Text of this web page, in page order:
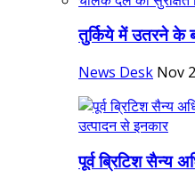
तुर्किये में उतरने के
News Desk Nov
पूर्व ब्रिटिश सैन्य